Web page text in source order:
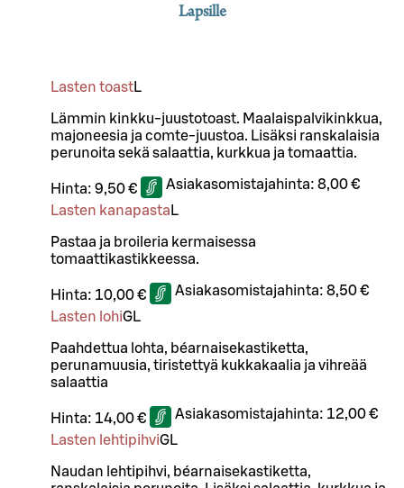
Lapsille
Lasten toastL
Lämmin kinkku-juustotoast. Maalaispalvikinkkua,
majoneesia ja comte-juustoa. Lisäksi ranskalaisia
perunoita sekä salaattia, kurkkua ja tomaattia.
Hinta: 9,50 € Asiakasomistajahinta: 8,00 €
Lasten kanapasta L
Pastaa ja broileria kermaisessa
tomaattikastikkeessa.
Hinta: 10,00 € Asiakasomistajahinta: 8,50 €
Lasten lohiGL
Paahdettua lohta, béarnaisekastiketta,
perunamuusia, tiristettyä kukkakaalia ja vihreää
salaattia
Hinta: 14,00 € Asiakasomistajahinta: 12,00 €
Lasten lehtipihviGL
Naudan lehtipihvi, béarnaisekastiketta,